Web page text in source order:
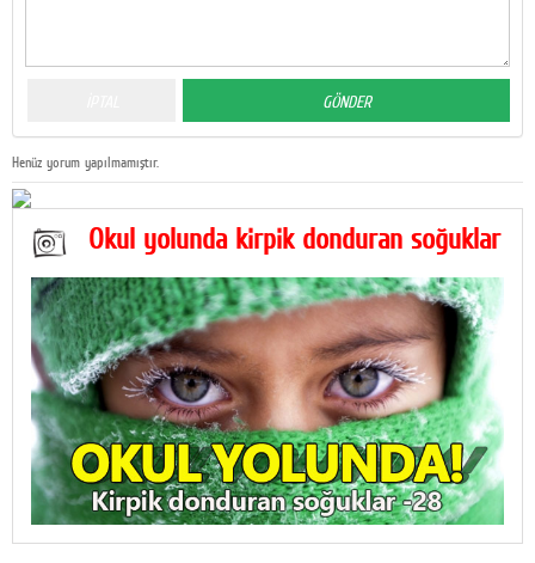
Henüz yorum yapılmamıştır.
Okul yolunda kirpik donduran soğuklar